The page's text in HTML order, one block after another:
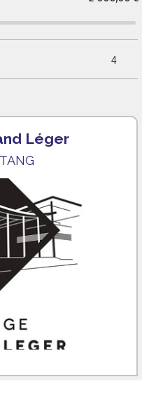
4
Léger